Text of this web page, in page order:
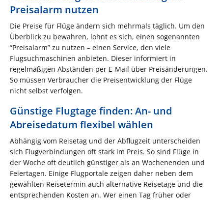
Preisalarm nutzen
Die Preise für Flüge ändern sich mehrmals täglich. Um den
Überblick zu bewahren, lohnt es sich, einen sogenannten
“Preisalarm” zu nutzen – einen Service, den viele
Flugsuchmaschinen anbieten. Dieser informiert in
regelmäßigen Abständen per E-Mail über Preisänderungen.
So müssen Verbraucher die Preisentwicklung der Flüge
nicht selbst verfolgen.
Günstige Flugtage finden: An- und
Abreisedatum flexibel wählen
Abhängig vom Reisetag und der Abflugzeit unterscheiden
sich Flugverbindungen oft stark im Preis. So sind Flüge in
der Woche oft deutlich günstiger als an Wochenenden und
Feiertagen. Einige Flugportale zeigen daher neben dem
gewählten Reisetermin auch alternative Reisetage und die
entsprechenden Kosten an. Wer einen Tag früher oder